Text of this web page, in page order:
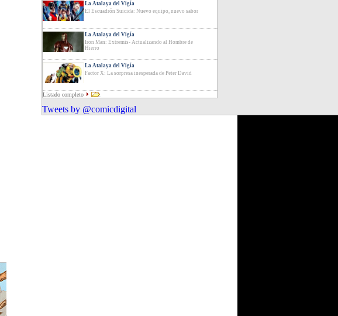
La Atalaya del Vigía
El Escuadrón Suicida: Nuevo equipo, nuevo sabor
La Atalaya del Vigía
Iron Man: Extremis- Actualizando al Hombre de
Hierro
La Atalaya del Vigía
Factor X: La sorpresa inesperada de Peter David
Listado completo
Tweets by @comicdigital